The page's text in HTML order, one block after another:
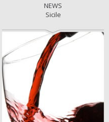
NEWS
Sicile